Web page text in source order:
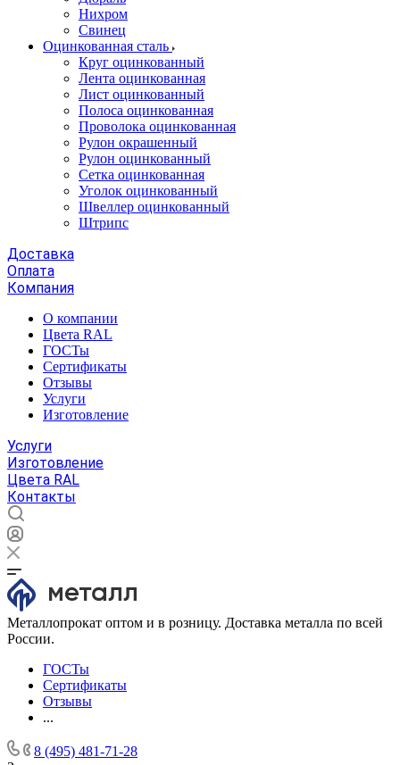
Нихром
Свинец
Оцинкованная сталь
Круг оцинкованный
Лента оцинкованная
Лист оцинкованный
Полоса оцинкованная
Проволока оцинкованная
Рулон окрашенный
Рулон оцинкованный
Сетка оцинкованная
Уголок оцинкованный
Швеллер оцинкованный
Штрипс
Доставка
Оплата
Компания
О компании
Цвета RAL
ГОСТы
Сертификаты
Отзывы
Услуги
Изготовление
Услуги
Изготовление
Цвета RAL
Контакты
Металлопрокат оптом и в розницу. Доставка металла по всей
России.
ГОСТы
Сертификаты
Отзывы
...
8 (495) 481-71-28